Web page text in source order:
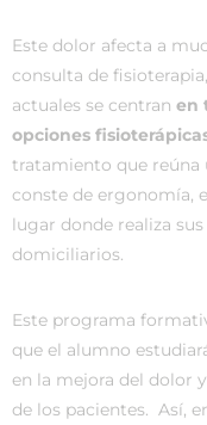
Este dolor afecta a
consulta de
actuales se centran en
opciones
tratamiento que reúna
conste de ergonomía,
lugar donde realiza
domiciliarios.
Este programa
que el alumno
en la mejora del dolor y
de los pacientes. Así,